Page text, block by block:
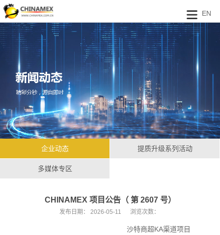
EN
企业动态 提质升级系列活动
多媒体专区
CHINAMEX 项目公告（ 第 2607 号）
发布日期： 2026-05-11 浏览次数：
沙特商超KA渠道项目